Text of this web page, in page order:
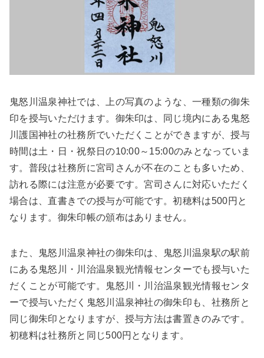
鬼怒川温泉神社では、上の写真のような、一種類の御朱
印を授与いただけます。御朱印は、同じ境内にある鬼怒
川護国神社の社務所でいただくことができますが、授与
時間は土・日・祝祭日の10:00～15:00のみとなっていま
す。普段は社務所に宮司さんが不在のことも多いため、
訪れる際には注意が必要です。宮司さんに対応いただく
場合は、直書きでの授与が可能です。初穂料は500円と
なります。御朱印帳の頒布はありません。
また、鬼怒川温泉神社の御朱印は、鬼怒川温泉駅の駅前
にある鬼怒川・川治温泉観光情報センターでも授与いた
だくことが可能です。鬼怒川・川治温泉観光情報センタ
ーで授与いただく鬼怒川温泉神社の御朱印も、社務所と
同じ御朱印となりますが、授与方法は書置きのみです。
初穂料は社務所と同じ500円となります。